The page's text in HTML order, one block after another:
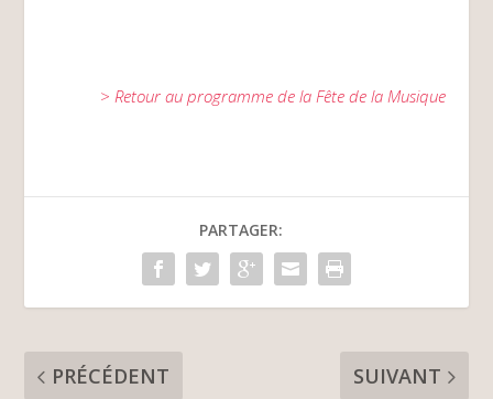
> Retour au programme de la Fête de la Musique
PARTAGER:
PRÉCÉDENT
SUIVANT